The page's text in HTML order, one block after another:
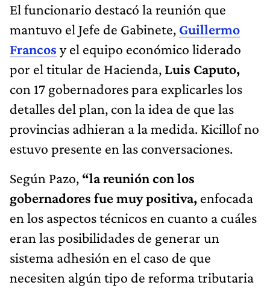
El funcionario destacó la reunión que
mantuvo el Jefe de Gabinete, Guillermo
Francos y el equipo económico liderado
por el titular de Hacienda, Luis Caputo,
con 17 gobernadores para explicarles los
detalles del plan, con la idea de que las
provincias adhieran a la medida. Kicillof no
estuvo presente en las conversaciones.
Según Pazo, “la reunión con los
gobernadores fue muy positiva, enfocada
en los aspectos técnicos en cuanto a cuáles
eran las posibilidades de generar un
sistema adhesión en el caso de que
necesiten algún tipo de reforma tributaria